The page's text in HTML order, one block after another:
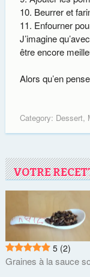
Beurrer et
Enfourner
J’imagine
être encore
Alors qu’en
Category: Dessert,
VOTRE
5 (2)
Graines à la sauce